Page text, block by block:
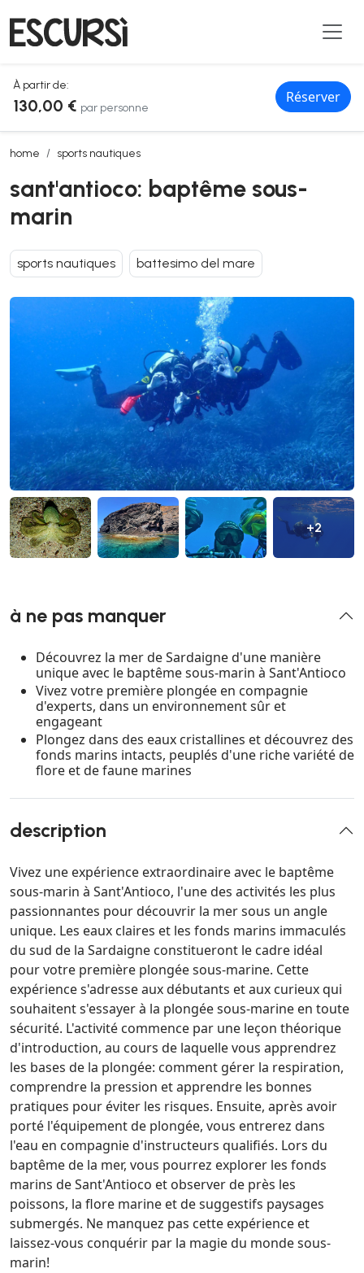
À partir de:
130,00 € par personne
Réserver
home sports nautiques
sant'antioco: baptême sous-marin
sant'antioco: baptême sous-
marin
sports nautiques battesimo del mare
+2
à ne pas manquer
Découvrez la mer de Sardaigne d'une manière
unique avec le baptême sous-marin à Sant'Antioco
Vivez votre première plongée en compagnie
d'experts, dans un environnement sûr et
engageant
Plongez dans des eaux cristallines et découvrez des
fonds marins intacts, peuplés d'une riche variété de
flore et de faune marines
description
Vivez une expérience extraordinaire avec le baptême
sous-marin à Sant'Antioco, l'une des activités les plus
passionnantes pour découvrir la mer sous un angle
unique. Les eaux claires et les fonds marins immaculés
du sud de la Sardaigne constitueront le cadre idéal
pour votre première plongée sous-marine. Cette
expérience s'adresse aux débutants et aux curieux qui
souhaitent s'essayer à la plongée sous-marine en toute
sécurité. L'activité commence par une leçon théorique
d'introduction, au cours de laquelle vous apprendrez
les bases de la plongée: comment gérer la respiration,
comprendre la pression et apprendre les bonnes
pratiques pour éviter les risques. Ensuite, après avoir
porté l'équipement de plongée, vous entrerez dans
l'eau en compagnie d'instructeurs qualifiés. Lors du
baptême de la mer, vous pourrez explorer les fonds
marins de Sant'Antioco et observer de près les
poissons, la flore marine et de suggestifs paysages
submergés. Ne manquez pas cette expérience et
laissez-vous conquérir par la magie du monde sous-
marin!